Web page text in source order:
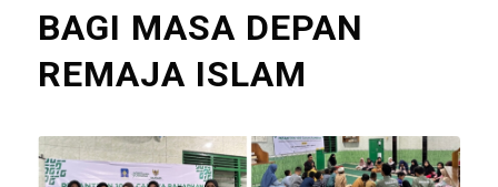
BAGI MASA DEPAN
REMAJA ISLAM